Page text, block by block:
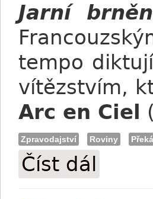
Jarní
tempo
vítězstvím,
Arc en Ciel
(
Zpravodajství Roviny
Číst dál